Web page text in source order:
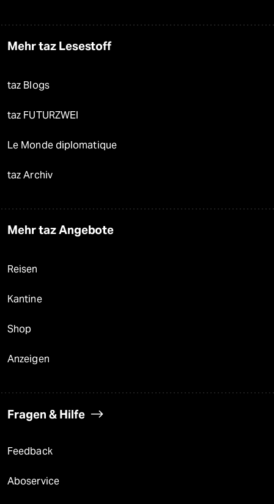
Mehr taz Lesestoff
taz Blogs
taz FUTURZWEI
Le Monde diplomatique
taz Archiv
Mehr taz Angebote
Reisen
Kantine
Shop
Anzeigen
Fragen & Hilfe
Feedback
Aboservice